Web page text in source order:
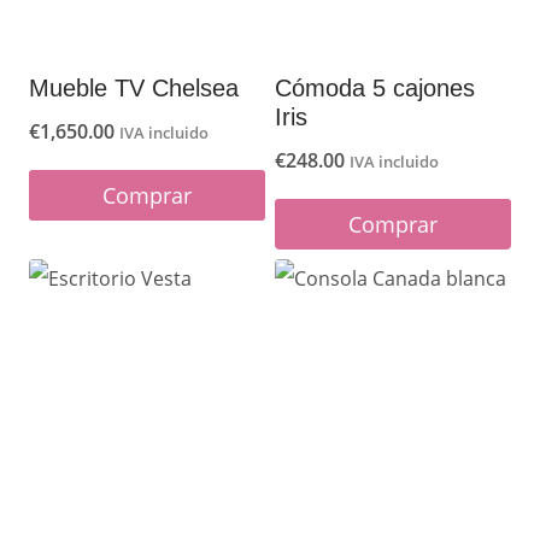
Mueble TV Chelsea
€1,650.00 IVA incluido
Comprar
Cómoda 5 cajones
Iris
€248.00 IVA incluido
Comprar